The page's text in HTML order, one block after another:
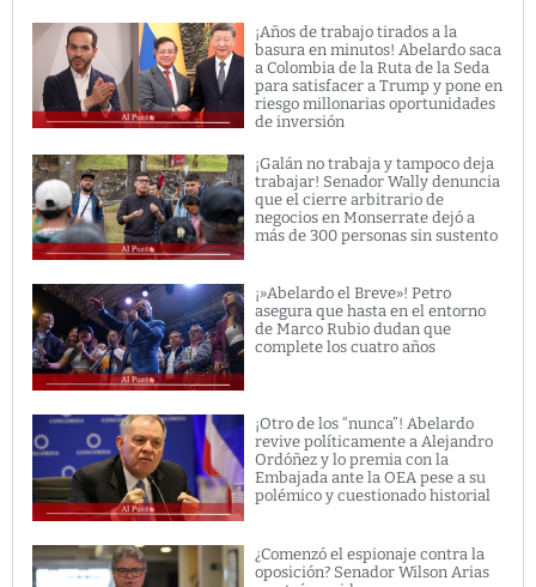
¡Años de trabajo tirados a la
basura en minutos! Abelardo saca
a Colombia de la Ruta de la Seda
para satisfacer a Trump y pone en
riesgo millonarias oportunidades
de inversión
¡Galán no trabaja y tampoco deja
trabajar! Senador Wally denuncia
que el cierre arbitrario de
negocios en Monserrate dejó a
más de 300 personas sin sustento
¡»Abelardo el Breve»! Petro
asegura que hasta en el entorno
de Marco Rubio dudan que
complete los cuatro años
¡Otro de los “nunca”! Abelardo
revive políticamente a Alejandro
Ordóñez y lo premia con la
Embajada ante la OEA pese a su
polémico y cuestionado historial
¿Comenzó el espionaje contra la
oposición? Senador Wilson Arias